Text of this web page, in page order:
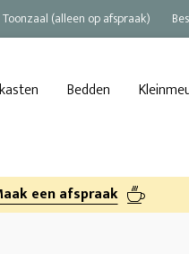
Toonzaal (alleen op afspraak)
Bedden
een afspraak